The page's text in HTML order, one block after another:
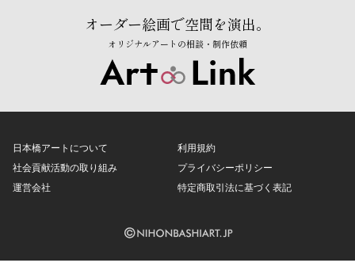
オーダー絵画で空間を演出。
オリジナルアートの相談・制作依頼
日本橋アートについて
社会貢献活動の取り組み
運営会社
利用規約
プライバシーポリシー
特定商取引法に基づく表記